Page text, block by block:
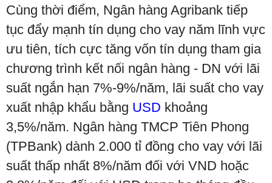
Cùng thời điểm, Ngân hàng Agribank tiếp
tục đẩy mạnh tín dụng cho vay năm lĩnh vực
ưu tiên, tích cực tăng vốn tín dụng tham gia
chương trình kết nối ngân hàng - DN với lãi
suất ngắn hạn 7%-9%/năm, lãi suất cho vay
xuất nhập khẩu bằng USD khoảng
3,5%/năm. Ngân hàng TMCP Tiên Phong
(TPBank) dành 2.000 tỉ đồng cho vay với lãi
suất thấp nhất 8%/năm đối với VND hoặc